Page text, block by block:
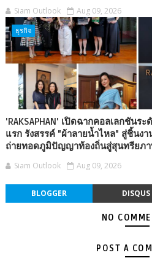
Siam Outlook Aug 09, 2026
ธุรกิจ
'RAKSAPHAN' เปิดฉากคอลเลกชันร
แรก รังสรรค์ "ผ้าลายน้ำไหล" สู่ชิ้นง
ถ่ายทอดภูมิปัญญาท้องถิ่นสู่สุนทรียภา
Siam Outlook Aug 09, 2026
BLOGGER DISQUS
NO
POST A